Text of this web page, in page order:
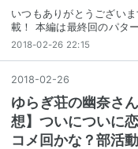
いつもありがとうござい
載！ 本編は最終回のパタ
2018-02-26 22:15
2018-02-26
ゆらぎ荘の幽奈さ
想】ついについに
コメ回かな？部活